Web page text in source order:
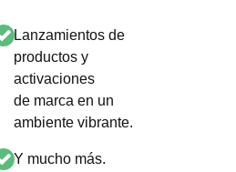
Lanzamientos de
productos y
activaciones
de marca en un
ambiente vibrante.​
Y mucho más.